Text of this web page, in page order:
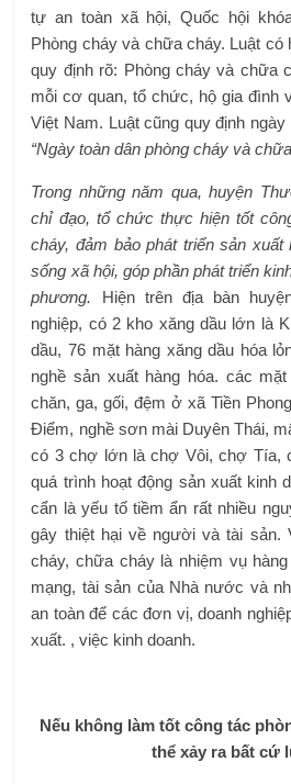
tự an toàn xã hội, Quốc hội
Phòng cháy và chữa cháy. Luật có
quy định rõ: Phòng cháy và chữa
mỗi cơ quan, tổ chức, hộ gia đình
Việt Nam. Luật cũng quy định
“Ngày toàn dân phòng cháy và
Trong những năm qua, huyện
chỉ đạo, tổ chức thực hiện tốt
cháy, đảm bảo phát triển sản xuất
sống xã hội, góp phần phát triển
phương. Hiện trên địa bàn
nghiệp, có 2 kho xăng dầu lớn là
dầu, 76 mặt hàng xăng dầu hóa
nghề sản xuất hàng hóa. các
chăn, ga, gối, đệm ở xã Tiền
Điểm, nghề sơn mài Duyên Thái,
có 3 chợ lớn là chợ Vôi, chợ Tía,
quá trình hoạt động sản xuất kinh
cẩn là yếu tố tiềm ẩn rất nhiều
gây thiệt hại về người và tài sản.
cháy, chữa cháy là nhiệm vụ
mạng, tài sản của Nhà nước và
an toàn để các đơn vị, doanh
xuất. , việc kinh doanh.
Nếu không làm tốt công tác
thể xảy ra bất cứ